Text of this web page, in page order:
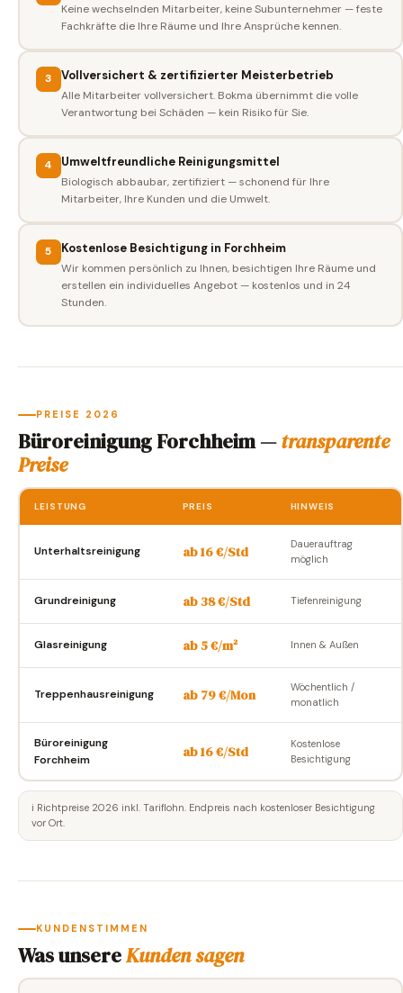
Keine wechselnden Mitarbeiter, keine Subunternehmer — feste
Fachkräfte die Ihre Räume und Ihre Ansprüche kennen.
3 Vollversichert & zertifizierter Meisterbetrieb
Alle Mitarbeiter vollversichert. Bokma übernimmt die volle
Verantwortung bei Schäden — kein Risiko für Sie.
4 Umweltfreundliche Reinigungsmittel
Biologisch abbaubar, zertifiziert — schonend für Ihre
Mitarbeiter, Ihre Kunden und die Umwelt.
5 Kostenlose Besichtigung in Forchheim
Wir kommen persönlich zu Ihnen, besichtigen Ihre Räume und
erstellen ein individuelles Angebot — kostenlos und in 24
Stunden.
PREISE 2026
Büroreinigung Forchheim —transparente
Preise
LEISTUNG PREIS HINWEIS
Unterhaltsreinigung ab 16 €/Std
Dauerauftrag
möglich
Grundreinigung ab 38 €/Std Tiefenreinigung
Glasreinigung ab 5 €/m² Innen & Außen
Treppenhausreinigung ab 79 €/Mon
Wöchentlich /
monatlich
Büroreinigung
Forchheim
ab 16 €/Std
Kostenlose
Besichtigung
ℹ️ Richtpreise 2026 inkl. Tariflohn. Endpreis nach kostenloser Besichtigung
vor Ort.
KUNDENSTIMMEN
Was unsereKunden sagen